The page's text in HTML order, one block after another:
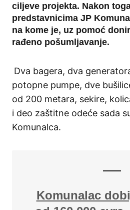
ciljeve projekta. Nakon
predstavnicima JP
na kome je, uz pomoć
rađeno pošumljavanje.
Dva bagera, dva
potopne pumpe, dve
od 200 metara, sekire,
i deo zaštitne odeće sada
Komunalca.
Komunalac